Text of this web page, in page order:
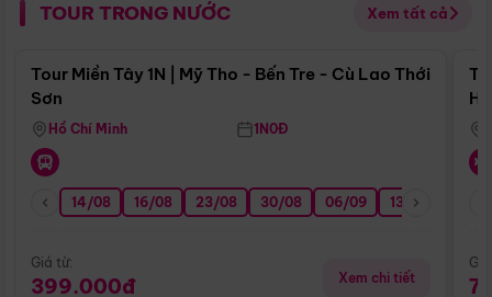
TOUR TRONG NƯỚC Xem tất cả
Điểm nổi bật
Tour Miền Tây 1N | Mỹ Tho - Bến Tre - Cù Lao Thới
Sơn
Hồ Chí Minh 1N0Đ
14/08 16/08 23/08 30/08 06/09 13/09
Giá từ:
399.000đ Xem chi tiết